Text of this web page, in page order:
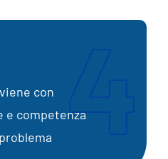
4
con
e competenza